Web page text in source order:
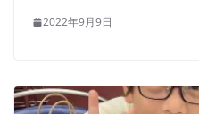
2022年9月9日